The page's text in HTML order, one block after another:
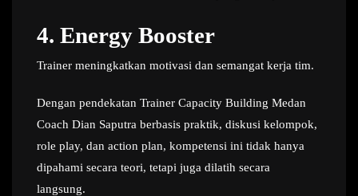
4. Energy Booster
Trainer meningkatkan motivasi dan semangat kerja tim.
Dengan pendekatan Trainer Capacity Building Medan
Coach Dian Saputra berbasis praktik, diskusi kelompok,
role play, dan action plan, kompetensi ini tidak hanya
dipahami secara teori, tetapi juga dilatih secara
langsung.